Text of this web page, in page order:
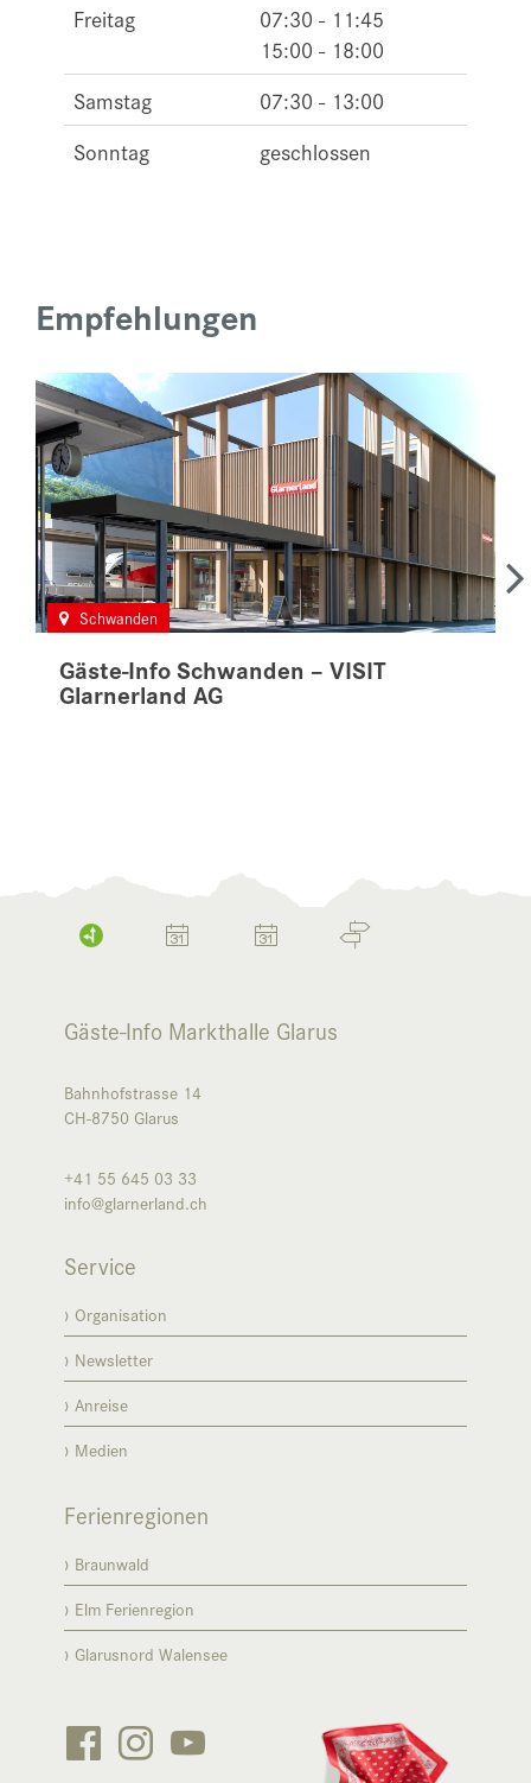
Freitag
07:30 - 11:45
15:00 - 18:00
Samstag
07:30 - 13:00
Sonntag
geschlossen
Empfehlungen
Gäste-Info Schwanden – VISIT
Glarnerland AG
Schwanden
Gäste-Info Markthalle Glarus
Bahnhofstrasse 14
CH-8750 Glarus
+41 55 645 03 33
info@glarnerland.ch
Service
Organisation
Newsletter
Anreise
Medien
Ferienregionen
Braunwald
Elm Ferienregion
Glarusnord Walensee

 